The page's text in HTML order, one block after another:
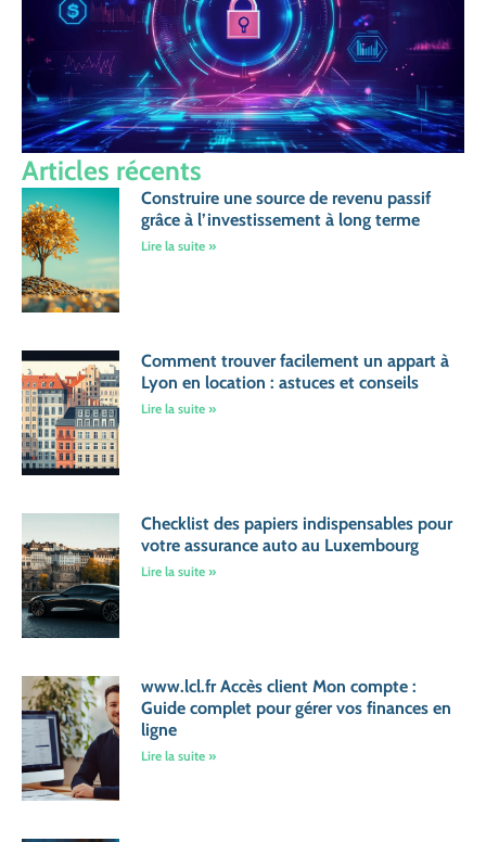
Articles récents
Construire une source de revenu passif
grâce à l’investissement à long terme
Lire la suite »
Comment trouver facilement un appart à
Lyon en location : astuces et conseils
Lire la suite »
Checklist des papiers indispensables pour
votre assurance auto au Luxembourg
Lire la suite »
www.lcl.fr Accès client Mon compte :
Guide complet pour gérer vos finances en
ligne
Lire la suite »